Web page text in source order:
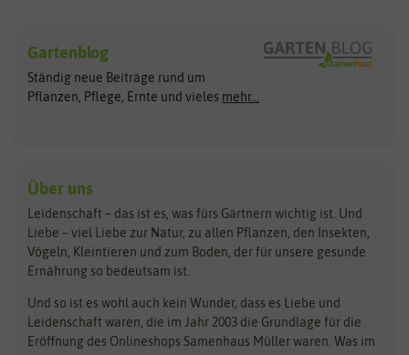
Exotische Samen
Gemüsesamen
Gründünger
Kräutersamen
Obstsamen
Pilzbrut
Rasensamen
Steckzwiebeln
Zimmer & Kübelpflanzen
Kataloge
Schnäppchen
Arche Noah
ASB Greenworld
Benary
Bingenheimer Saatgut
Bionana
BIOWOL
Blumicorn
Clever Pots
COMPO
Dürr-Samen
Feldsaaten Freudenberger
Fertil
Gartenblog
Ständig neue Beiträge rund um
Pflanzen, Pflege, Ernte und vieles mehr...
Über uns
Leidenschaft – das ist es, was fürs Gärtnern wichtig ist. Und
Liebe – viel Liebe zur Natur, zu allen Pflanzen, den Insekten,
Vögeln, Kleintieren und zum Boden, der für unsere gesunde
Ernährung so bedeutsam ist.
Und so ist es wohl auch kein Wunder, dass es Liebe und
Leidenschaft waren, die im Jahr 2003 die Grundlage für die
Eröffnung des Onlineshops Samenhaus Müller waren. Was im